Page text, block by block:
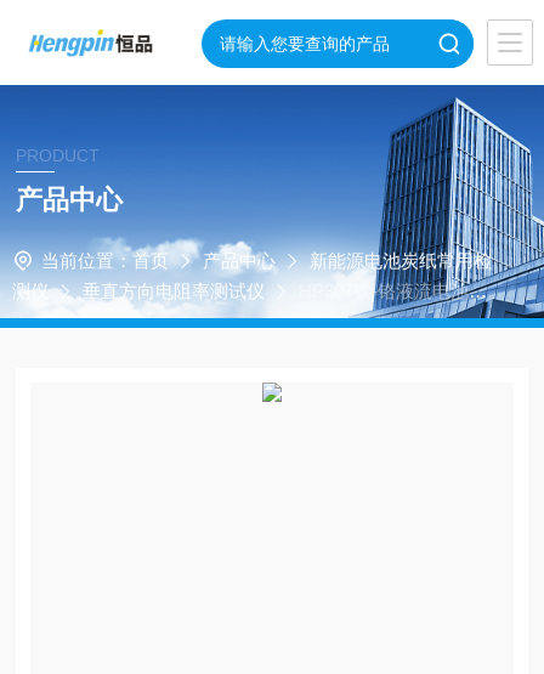
PRODUCT
产品中心
当前位置： 首页 产品中心
新能源电池炭纸常用检
测仪
垂直方向电阻率测试仪
HP307铁-铬液流电池用
电极材料垂直电阻仪